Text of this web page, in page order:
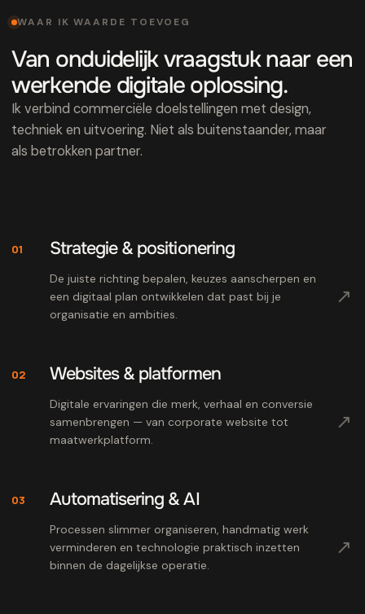
WAAR IK WAARDE TOEVOEG
Van onduidelijk vraagstuk naar een
werkende digitale oplossing.
Ik verbind commerciële doelstellingen met design,
techniek en uitvoering. Niet als buitenstaander, maar
als betrokken partner.
01 Strategie & positionering
De juiste richting bepalen, keuzes aanscherpen en
een digitaal plan ontwikkelen dat past bij je
organisatie en ambities.
↗
02 Websites & platformen
Digitale ervaringen die merk, verhaal en conversie
samenbrengen — van corporate website tot
maatwerkplatform.
↗
03 Automatisering & AI
Processen slimmer organiseren, handmatig werk
verminderen en technologie praktisch inzetten
binnen de dagelijkse operatie.
↗